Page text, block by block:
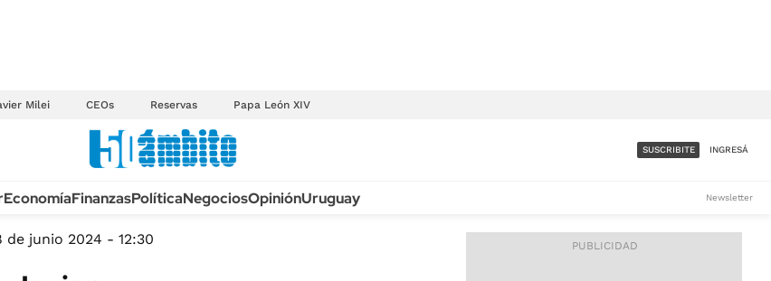
Milei CEOs Reservas Papa León XIV
TECNOLOGÍA
MÉXICO
ACCESO FULL - $1.800/MES
SUSCRIBITE INGRESÁ
EconomíaFinanzasPolíticaNegociosOpiniónUruguay Newsletter
de junio 2024 - 12:30